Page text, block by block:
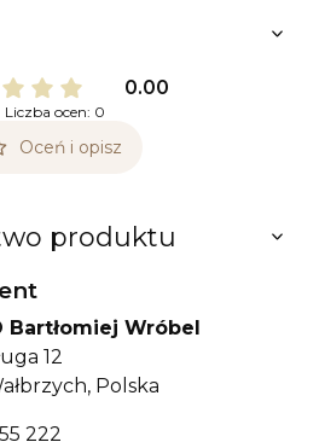
0.00
Liczba ocen: 0
Oceń i opisz
produktu
Bartłomiej Wróbel
12
Polska
222